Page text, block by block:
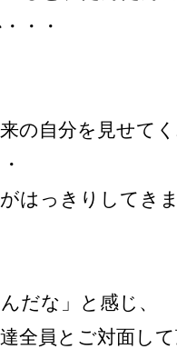
・・
の自分を見せて
はっきりしてき
だな」と感じ、
全員とご対面し